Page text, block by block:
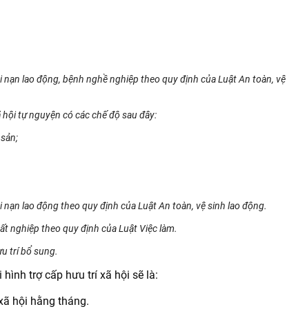
nạn lao động, bệnh nghề nghiệp theo quy định của Luật An toàn, vệ
hội tự nguyện có các chế độ sau đây:
nạn lao động theo quy định của Luật An toàn, vệ sinh lao động.
nghiệp theo quy định của Luật Việc làm.
trí bổ sung.
hình trợ cấp hưu trí xã hội sẽ là:
hội hằng tháng.